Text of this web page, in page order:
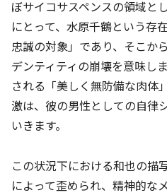
ぼサイコサスペンスの領域と
にとって、水原千鶴という存
忠誠の対象」であり、そこか
デンティティの崩壊を意味し
される「美しく無防備な肉体
激は、彼の男性としての自律
いきます。
この状況下における和也の描
によって歪められ、精神的な